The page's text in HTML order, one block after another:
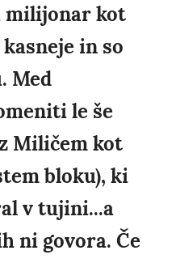
milijonar kot
in so
Med
le še
Miličem kot
bloku), ki
v tujini...a
ni govora. Če